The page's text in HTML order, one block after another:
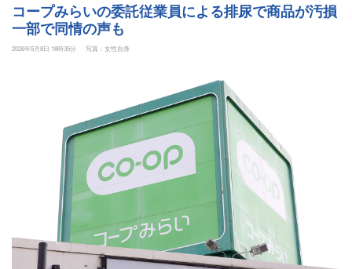
コープみらいの委託従業員による排尿で商品が汚損
一部で同情の声も
2026年5月8日 18時35分 写真：女性自身